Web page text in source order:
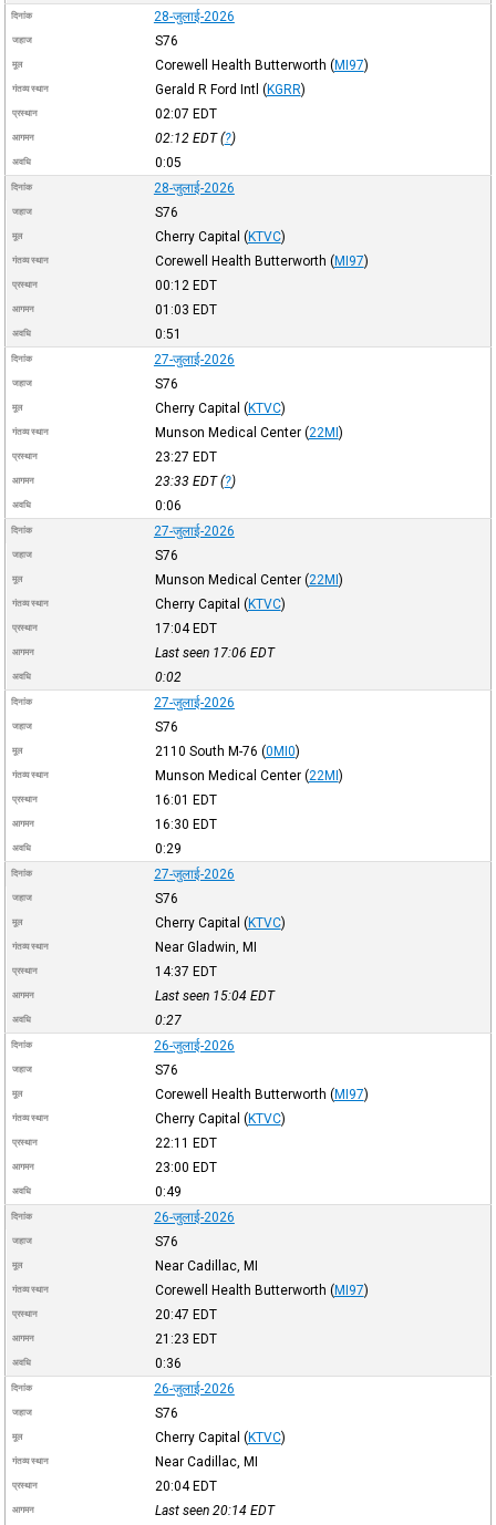
दिनांक 28-जुलाई-2026
जहाज S76
मूल Corewell Health Butterworth (MI97)
गंतव्य स्थान Gerald R Ford Intl (KGRR)
प्रस्थान 02:07 EDT
आगमन 02:12 EDT(?)
अवधि 0:05
दिनांक 28-जुलाई-2026
जहाज S76
मूल Cherry Capital (KTVC)
गंतव्य स्थान Corewell Health Butterworth (MI97)
प्रस्थान 00:12 EDT
आगमन 01:03 EDT
अवधि 0:51
दिनांक 27-जुलाई-2026
जहाज S76
मूल Cherry Capital (KTVC)
गंतव्य स्थान Munson Medical Center (22MI)
प्रस्थान 23:27 EDT
आगमन 23:33 EDT(?)
अवधि 0:06
दिनांक 27-जुलाई-2026
जहाज S76
मूल Munson Medical Center (22MI)
गंतव्य स्थान Cherry Capital (KTVC)
प्रस्थान 17:04EDT
आगमन Last seen 17:06 EDT
अवधि 0:02
दिनांक 27-जुलाई-2026
जहाज S76
मूल 2110 South M-76 (0MI0)
गंतव्य स्थान Munson Medical Center (22MI)
प्रस्थान 16:01 EDT
आगमन 16:30 EDT
अवधि 0:29
दिनांक 27-जुलाई-2026
जहाज S76
मूल Cherry Capital (KTVC)
गंतव्य स्थान Near Gladwin, MI
प्रस्थान 14:37 EDT
आगमन Last seen 15:04 EDT
अवधि 0:27
दिनांक 26-जुलाई-2026
जहाज S76
मूल Corewell Health Butterworth (MI97)
गंतव्य स्थान Cherry Capital (KTVC)
प्रस्थान 22:11 EDT
आगमन 23:00 EDT
अवधि 0:49
दिनांक 26-जुलाई-2026
जहाज S76
मूल Near Cadillac, MI
गंतव्य स्थान Corewell Health Butterworth (MI97)
प्रस्थान 20:47 EDT
आगमन 21:23 EDT
अवधि 0:36
दिनांक 26-जुलाई-2026
जहाज S76
मूल Cherry Capital (KTVC)
गंतव्य स्थान Near Cadillac, MI
प्रस्थान 20:04EDT
आगमन Last seen 20:14 EDT